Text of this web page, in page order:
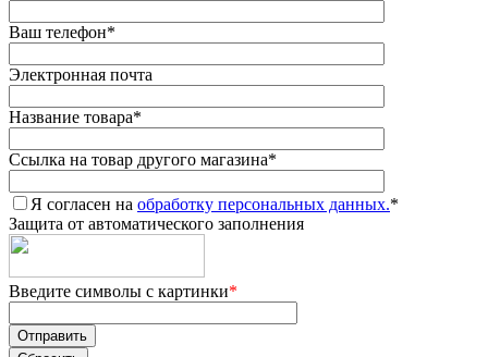
Ваш телефон*
Электронная почта
Название товара*
Ссылка на товар другого магазина*
Я согласен на обработку персональных данных.*
Защита от автоматического заполнения
Введите символы с картинки*